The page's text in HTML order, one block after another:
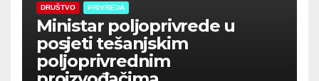
DRUŠTVO PRIVREDA
Ministar poljoprivrede u
posjeti tešanjskim
poljoprivrednim